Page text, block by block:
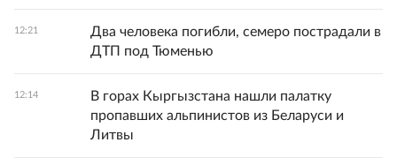
12:21
Два человека погибли, семеро пострадали в
ДТП под Тюменью
12:14
В горах Кыргызстана нашли палатку
пропавших альпинистов из Беларуси и
Литвы